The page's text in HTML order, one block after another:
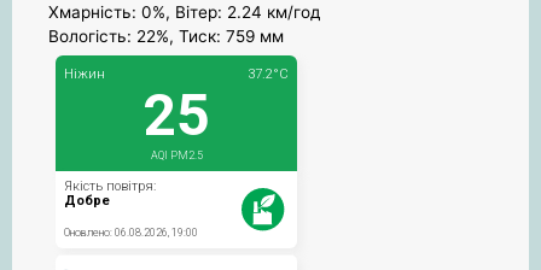
Хмарність: 0%, Вітер: 2.24 км/год
Вологість: 22%, Тиск: 759 мм